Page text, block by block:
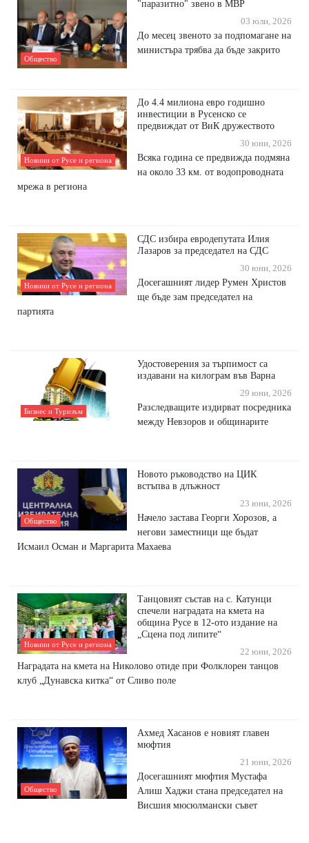
Общество
"паразитно" звено в МВР
03 юли, 2026
До месец звеното за подпомагане на
министъра трябва да бъде закрито
Новини от Русе и региона
До 4.4 милиона евро годишно
инвестиции в Русенско се
предвиждат от ВиК дружеството
30 юни, 2026
Всяка година се предвижда подмяна
на около 33 км. от водопроводната
мрежа в региона
Новини от Русе и региона
СДС избира евродепутата Илия
Лазаров за председател на СДС
30 юни, 2026
Досегашният лидер Румен Христов
ще бъде зам председател на
партията
Бизнес и Туризъм
Удостоверения за търпимост са
издавани на килограм във Варна
29 юни, 2026
Разследващите издирват посредника
между Невзоров и общинарите
Общество
Новото ръководство на ЦИК
встъпва в длъжност
23 юни, 2026
Начело застава Георги Хорозов, а
негови заместници ще бъдат
Исмаил Осман и Маргарита Махаева
Новини от Русе и региона
Танцовият състав на с. Катунци
спечели наградата на кмета на
община Русе в 12-ото издание на
„Сцена под липите“
22 юни, 2026
Наградата на кмета на Николово отиде при Фолклорен танцов
клуб „Дунавска китка“ от Сливо поле
Общество
Ахмед Хасанов е новият главен
мюфтия
21 юни, 2026
Досегашният мюфтия Мустафа
Алиш Хаджи стана председател на
Висшия мюсюлмански съвет